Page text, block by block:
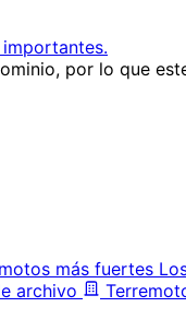
por lo que
más fuertes
archivo